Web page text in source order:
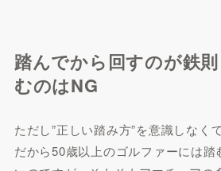
踏んでから回すのが鉄
むのはNG
ただし”正しい踏み方”を意識しなく
だから50歳以上のゴルファーには踏